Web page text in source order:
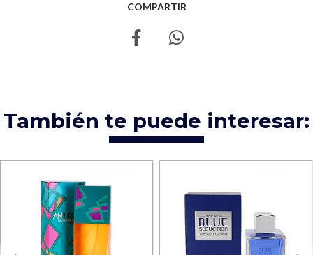
COMPARTIR
También te puede interesar: